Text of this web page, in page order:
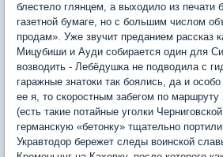
блестело глянцем, а выходило из печати
газетной бумаге, но с большим числом
продам». Уже звучит преданием рассказ
Мицубиши и Ауди собирается один для
возводить - Лебёдушка не подводила с
гаражные знатоки так боялись, да и
ее я, то скоростным забегом по
(есть такие потайные уголки
германскую «бетонку» тщательно
Укравтодор бережет следы воинской